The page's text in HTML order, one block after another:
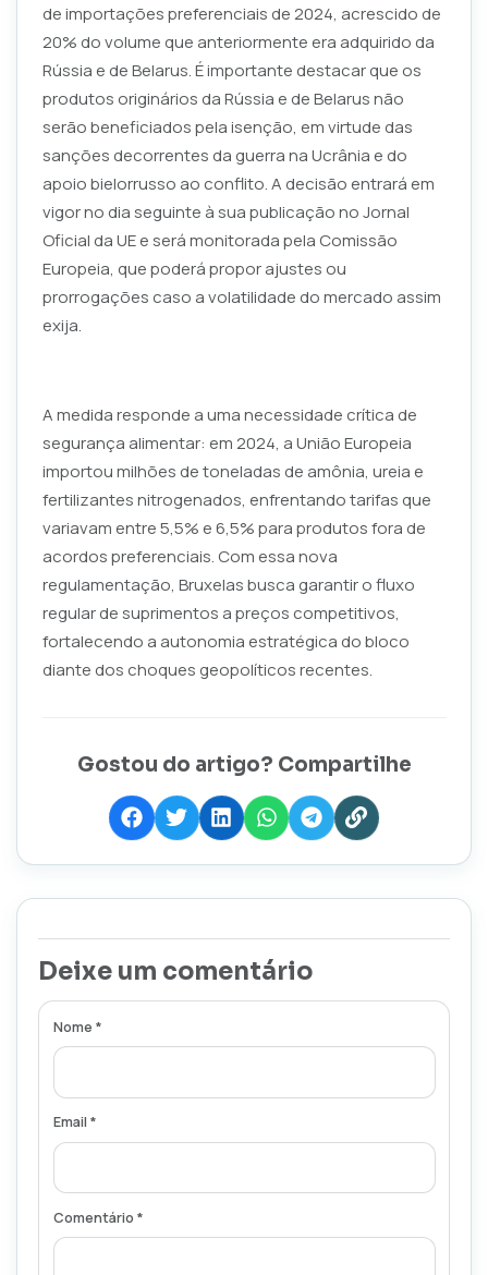
de importações preferenciais de 2024, acrescido de
20% do volume que anteriormente era adquirido da
Rússia e de Belarus. É importante destacar que os
produtos originários da Rússia e de Belarus não
serão beneficiados pela isenção, em virtude das
sanções decorrentes da guerra na Ucrânia e do
apoio bielorrusso ao conflito. A decisão entrará em
vigor no dia seguinte à sua publicação no Jornal
Oficial da UE e será monitorada pela Comissão
Europeia, que poderá propor ajustes ou
prorrogações caso a volatilidade do mercado assim
exija.
A medida responde a uma necessidade crítica de
segurança alimentar: em 2024, a União Europeia
importou milhões de toneladas de amônia, ureia e
fertilizantes nitrogenados, enfrentando tarifas que
variavam entre 5,5% e 6,5% para produtos fora de
acordos preferenciais. Com essa nova
regulamentação, Bruxelas busca garantir o fluxo
regular de suprimentos a preços competitivos,
fortalecendo a autonomia estratégica do bloco
diante dos choques geopolíticos recentes.
Gostou do artigo? Compartilhe
Deixe um comentário
Nome *
Email *
Comentário *